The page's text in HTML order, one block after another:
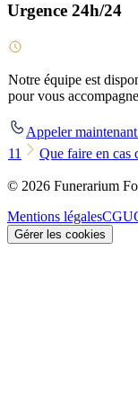
Urgence 24h/24
Notre équipe est
pour vous
Appeler
11
Que faire en cas
© 2026 Funerarium
Mentions légalesCGU
Gérer les cookies